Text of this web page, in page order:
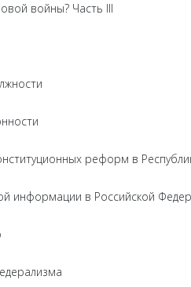
войны? Часть III
реформ в
информации в Российской